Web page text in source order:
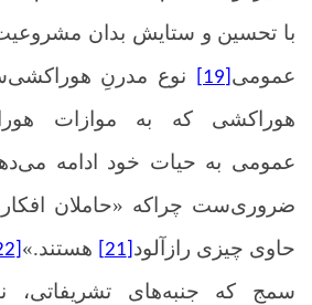
با تحسین و ستایش بدان
عمومی
نوع مدرنِ
هوراکشی که به موازات
عمومی به حیات خود ادامه
ضروری‌ست چراکه «حاملان
حاوی چیزی رازآلود
هستند.»
سمج که جنبه‌های تشریفاتی،